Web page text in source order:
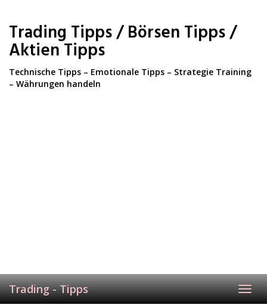
main
content
Trading Tipps / Börsen Tipps /
Aktien Tipps
Technische Tipps – Emotionale Tipps – Strategie Training
– Währungen handeln
Trading - Tipps